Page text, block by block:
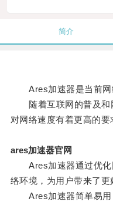
简介
Ares加速器是当前网
随着互联网的普及和
对网络速度有着更高的要
ares加速器官网
Ares加速器通过优化
络环境，为用户带来了更
Ares加速器简单易用